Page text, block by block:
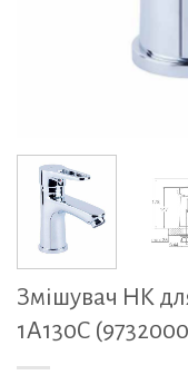
Змішувач HK
1A130C